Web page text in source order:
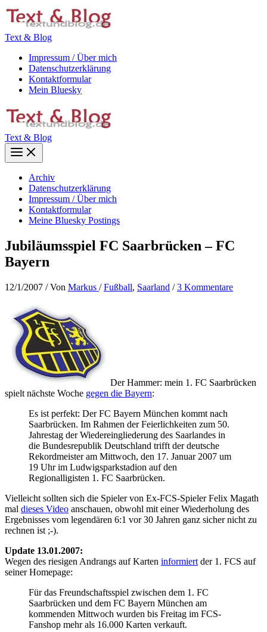
Zum
Inhalt
Text & Blog
Impressum / Über mich
Datenschutzerklärung
Kontaktformular
Mein Bluesky
Text & Blog
Main
Menu
Archiv
Datenschutzerklärung
Impressum / Über mich
Kontaktformular
Meine Bluesky Postings
Jubiläumsspiel FC Saarbrücken – FC
Bayern
12/1/2007 / Von Markus /Fußball, Saarland /3 Kommentare
Der Hammer: mein 1. FC Saarbrücken
spielt nächste Woche gegen die Bayern:
Es ist perfekt: Der FC Bayern München kommt nach
Saarbrücken. Im Rahmen der Feierlichkeiten zum 50.
Jahrestag der Wiedereingliederung des Saarlandes in
die Bundesrepublik Deutschland trifft der deutsche
Rekordmeister am Mittwoch, den 17. Januar 2007 um
19 Uhr im Ludwigsparkstadion auf den
Regionalligisten 1. FC Saarbrücken.
Vielleicht sollten sich die Spieler von Ex-FCS-Spieler Felix Magath
mal dieses Video anschauen, obwohl mit einer Wiederholung des
Ergebnisses vom legendären 6:1 vor 30 Jahren ganz sicher nicht zu
rechnen ist ;-).
Update 13.01.2007:
Wegen des riesigen Andrangs auf Karten informiert der 1. FCS auf
seiner Homepage:
Für das Freundschaftsspiel zwischen dem 1. FC
Saarbrücken und dem FC Bayern München am
kommenden Mittwoch wurden bis Freitag im FCS-
Fanshop mehr als 16.000 Karten verkauft.